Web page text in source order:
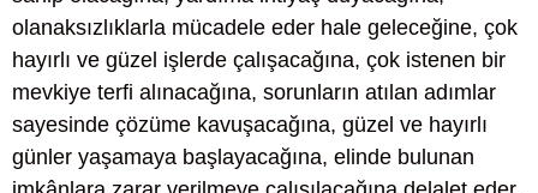
olanaksızlıklarla mücadele eder hale geleceğine, çok
hayırlı ve güzel işlerde çalışacağına, çok istenen bir
mevkiye terfi alınacağına, sorunların atılan adımlar
sayesinde çözüme kavuşacağına, güzel ve hayırlı
günler yaşamaya başlayacağına, elinde bulunan